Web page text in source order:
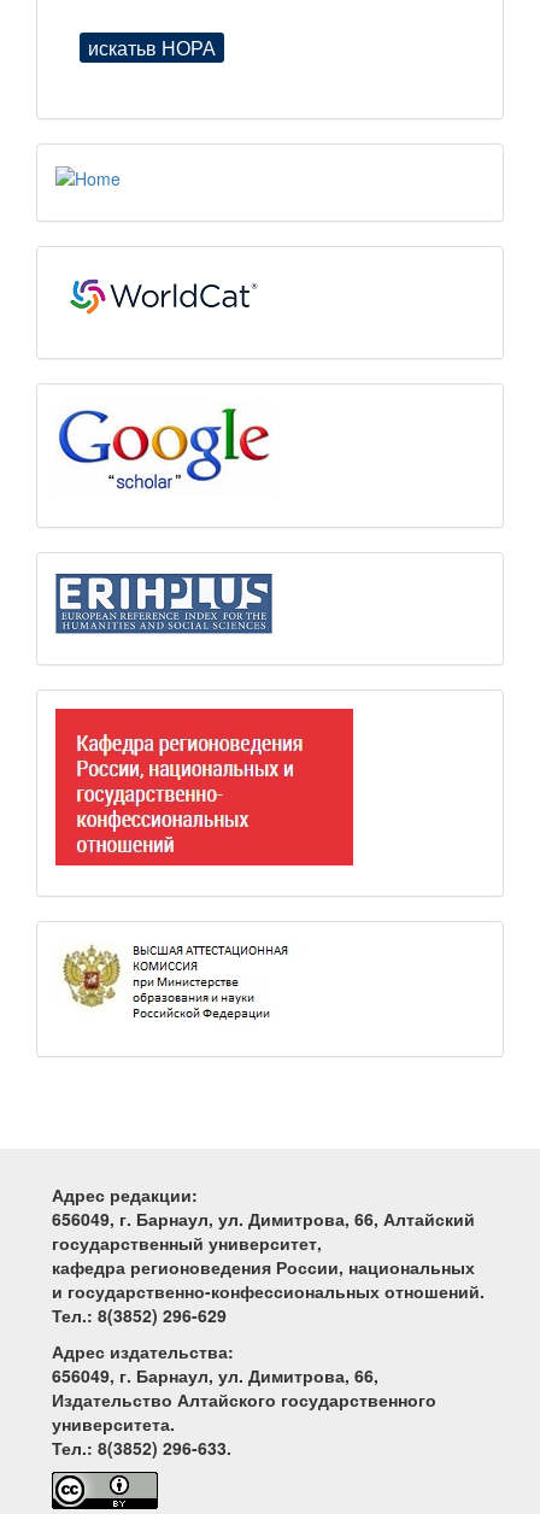
Адрес редакции:
656049, г. Барнаул, ул. Димитрова, 66, Алтайский
государственный университет,
кафедра регионоведения России, национальных
и государственно-конфессиональных отношений.
Тел.: 8(3852) 296-629
Адрес издательства:
656049, г. Барнаул, ул. Димитрова, 66,
Издательство Алтайского государственного
университета.
Тел.: 8(3852) 296-633.